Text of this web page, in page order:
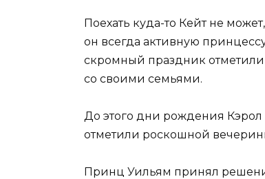
Поехать куда-то Кейт не
он всегда активную
скромный праздник
со своими семьями.
До этого дни рождения
отметили роскошной
Принц Уильям принял